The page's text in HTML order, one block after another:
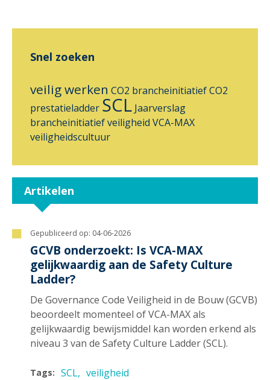
Snel zoeken
veilig werken CO2 brancheinitiatiefCO2
prestatieladder SCL Jaarverslag
brancheinitiatiefveiligheid VCA-MAX
veiligheidscultuur
Artikelen
Gepubliceerd op: 04-06-2026
GCVB onderzoekt: Is VCA-MAX
gelijkwaardig aan de Safety Culture
Ladder?
De Governance Code Veiligheid in de Bouw (GCVB)
beoordeelt momenteel of VCA-MAX als
gelijkwaardig bewijsmiddel kan worden erkend als
niveau 3 van de Safety Culture Ladder (SCL).
Tags: SCL veiligheid